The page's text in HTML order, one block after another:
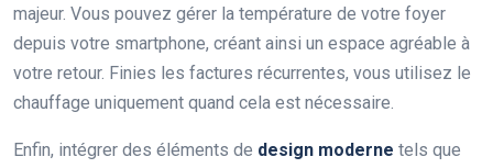
majeur. Vous pouvez gérer la température de votre foyer
depuis votre smartphone, créant ainsi un espace agréable à
votre retour. Finies les factures récurrentes, vous utilisez le
chauffage uniquement quand cela est nécessaire.
Enfin, intégrer des éléments de design moderne tels que